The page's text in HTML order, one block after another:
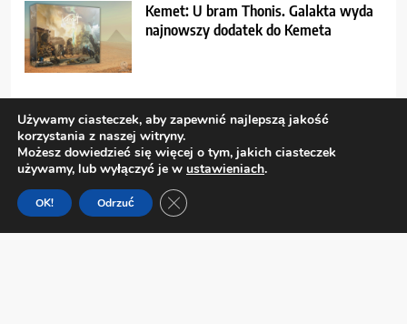
Kemet: U bram Thonis. Galakta wyda
najnowszy dodatek do Kemeta
Archiwa
Używamy ciasteczek, aby zapewnić najlepszą jakość
korzystania z naszej witryny.
Możesz dowiedzieć się więcej o tym, jakich ciasteczek
używamy, lub wyłączyć je w ustawieniach.
OK! Odrzuć Zamknij panel powiadomień o